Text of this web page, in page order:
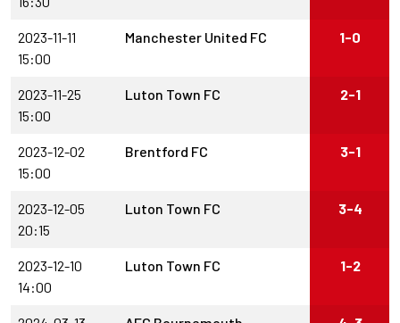
2023-11-11
15:00
Manchester United FC 1-0
2023-11-25
15:00
Luton Town FC 2-1
2023-12-02
15:00
Brentford FC 3-1
2023-12-05
20:15
Luton Town FC 3-4
2023-12-10
14:00
Luton Town FC 1-2